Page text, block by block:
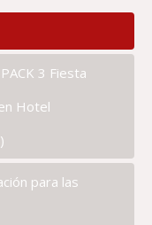
3 Fiesta
Hotel
para las